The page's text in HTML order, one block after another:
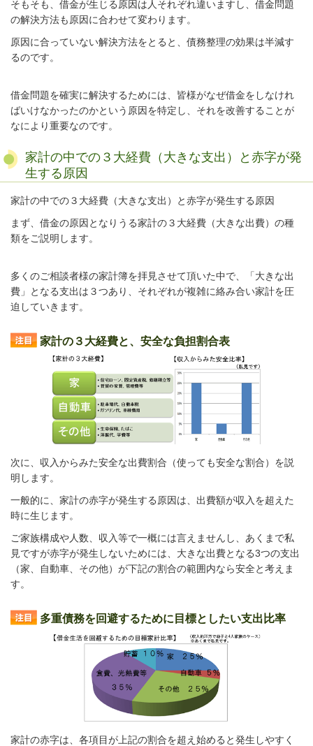
そもそも、借金が生じる原因は人それぞれ違いますし、借金問題
の解決方法も原因に合わせて変わります。
原因に合っていない解決方法をとると、債務整理の効果は半減す
るのです。
借金問題を確実に解決するためには、皆様がなぜ借金をしなけれ
ばいけなかったのかという原因を特定し、それを改善することが
なにより重要なのです。
家計の中での３大経費（大きな支出）と赤字が発
生する原因
家計の中での３大経費（大きな支出）と赤字が発生する原因
まず、借金の原因となりうる家計の３大経費（大きな出費）の種
類をご説明します。
多くのご相談者様の家計簿を拝見させて頂いた中で、「大きな出
費」となる支出は３つあり、それぞれが複雑に絡み合い家計を圧
迫していきます。
家計の３大経費と、安全な負担割合表
次に、収入からみた安全な出費割合（使っても安全な割合）を説
明します。
一般的に、家計の赤字が発生する原因は、出費額が収入を超えた
時に生じます。
ご家族構成や人数、収入等で一概には言えませんし、あくまで私
見ですが赤字が発生しないためには、大きな出費となる3つの支出
（家、自動車、その他）が下記の割合の範囲内なら安全と考えま
す。
多重債務を回避するために目標としたい支出比率
家計の赤字は、各項目が上記の割合を超え始めると発生しやすく